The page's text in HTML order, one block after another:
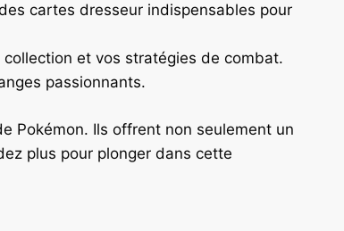
cartes dresseur indispensables pour
et vos stratégies de combat.
passionnants.
Pokémon. Ils offrent non seulement un
plus pour plonger dans cette